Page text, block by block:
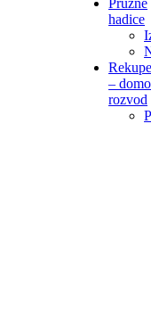
Pružné
hadice
–
rozvod